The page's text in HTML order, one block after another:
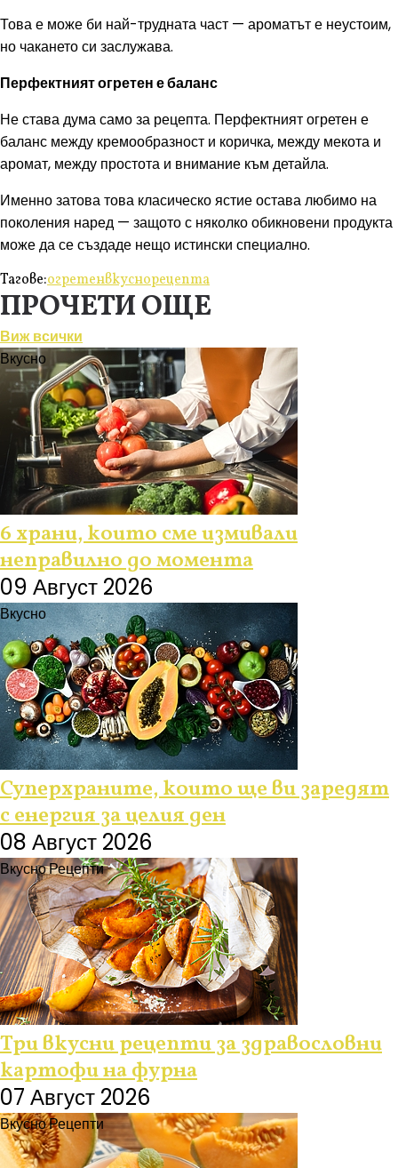
Това е може би най-трудната част — ароматът е неустоим,
но чакането си заслужава.
Перфектният огретен е баланс
Не става дума само за рецепта. Перфектният огретен е
баланс между кремообразност и коричка, между мекота и
аромат, между простота и внимание към детайла.
Именно затова това класическо ястие остава любимо на
поколения наред — защото с няколко обикновени продукта
може да се създаде нещо истински специално.
Тагове:огретенвкуснорецепта
ПРОЧЕТИ ОЩЕ
Виж всички
Вкусно
6 храни, които сме измивали
неправилно до момента
09 Август 2026
Вкусно
Суперхраните, които ще ви заредят
с енергия за целия ден
08 Август 2026
ВкусноРецепти
Три вкусни рецепти за здравословни
картофи на фурна
07 Август 2026
ВкусноРецепти